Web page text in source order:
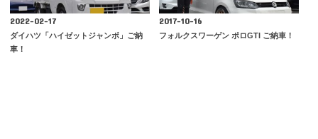
2022-02-17
ダイハツ「ハイゼットジャンボ」ご納
車！
2017-10-16
フォルクスワーゲン ポロGTI ご納車！